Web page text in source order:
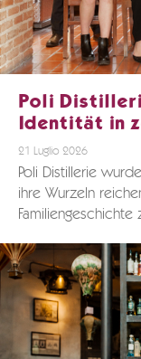
Poli
Identität in
21 Luglio 2026
Poli Distillerie
ihre Wurzeln
Familiengeschichte